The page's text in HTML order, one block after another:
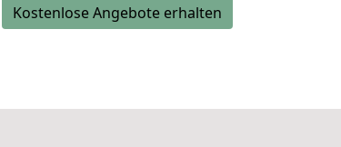
Kostenlose Angebote erhalten